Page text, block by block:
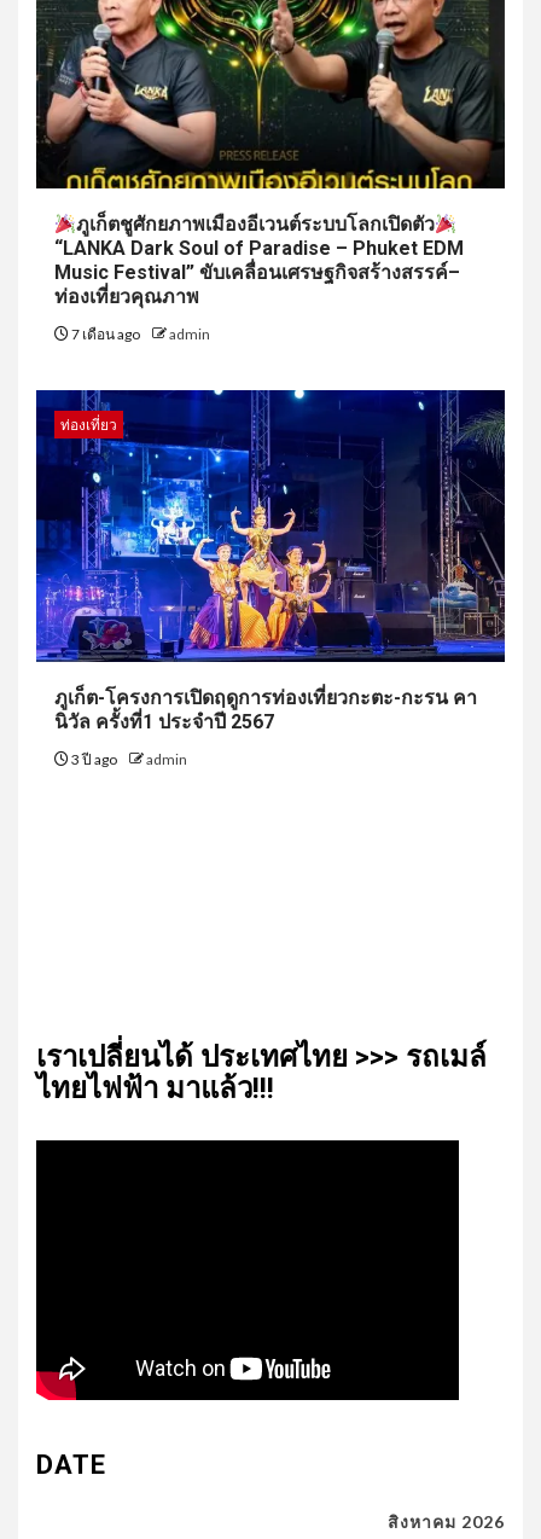
ภูเก็ตชูศักยภาพเมืองอีเวนต์ระบบโลกเปิดตัว
“LANKA Dark Soul of Paradise – Phuket EDM
Music Festival” ขับเคลื่อนเศรษฐกิจสร้างสรรค์–
ท่องเที่ยวคุณภาพ
7 เดือน ago admin
ท่องเที่ยว
ภูเก็ต-โครงการเปิดฤดูการท่องเที่ยวกะตะ-กะรน คา
นิวัล ครั้งที่1 ประจำปี 2567
3 ปี ago admin
เรา​เปลี่ยน​ได้​ ประเทศ​ไทย​ >>> รถเมล์​
ไทย​ไฟฟ้า​ มาแล้ว!!!
DATE
สิงหาคม 2026